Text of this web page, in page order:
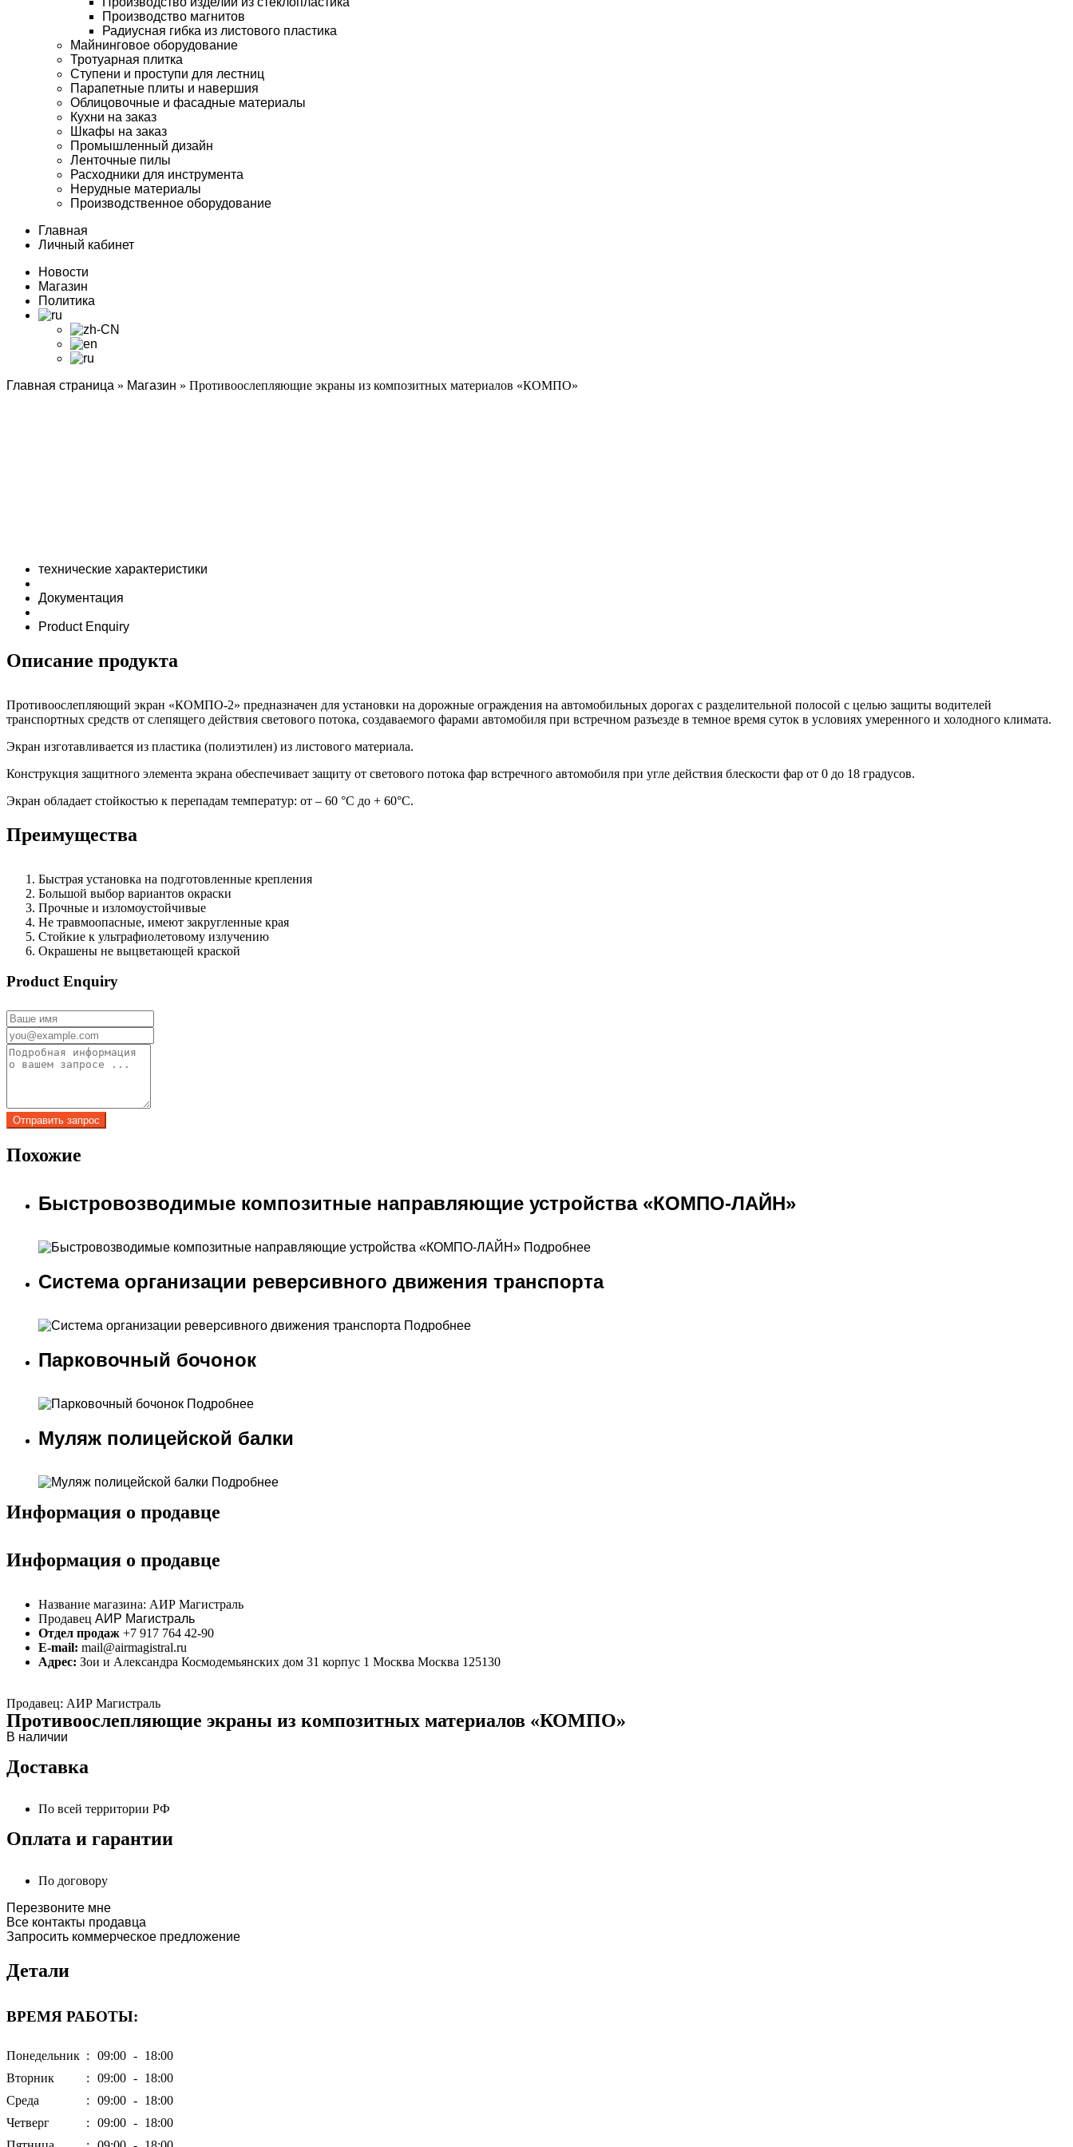
Производство магнитов
Радиусная гибка из листового пластика
Майнинговое оборудование
Тротуарная плитка
Ступени и проступи для лестниц
Парапетные плиты и навершия
Облицовочные и фасадные материалы
Кухни на заказ
Шкафы на заказ
Промышленный дизайн
Ленточные пилы
Расходники для инструмента
Нерудные материалы
Производственное оборудование
Главная
Личный кабинет
Новости
Магазин
Политика
Главная страница » Магазин » Противоослепляющие экраны из композитных материалов «КОМПО»
технические характеристики
Документация
Product Enquiry
Описание продукта
Противоослепляющий экран «КОМПО-2» предназначен для установки на дорожные ограждения на автомобильных дорогах с разделительной полосой с целью защиты водителей
транспортных средств от слепящего действия светового потока, создаваемого фарами автомобиля при встречном разъезде в темное время суток в условиях умеренного и холодного климата.
Экран изготавливается из пластика (полиэтилен) из листового материала.
Конструкция защитного элемента экрана обеспечивает защиту от светового потока фар встречного автомобиля при угле действия блескости фар от 0 до 18 градусов.
Экран обладает стойкостью к перепадам температур: от – 60 °C до + 60°C.
Преимущества
Быстрая установка на подготовленные крепления
Большой выбор вариантов окраски
Прочные и изломоустойчивые
Не травмоопасные, имеют закругленные края
Стойкие к ультрафиолетовому излучению
Окрашены не выцветающей краской
Product Enquiry
Похожие
Быстровозводимые композитные направляющие устройства «КОМПО-ЛАЙН»
Подробнее
Система организации реверсивного движения транспорта
Подробнее
Парковочный бочонок
Подробнее
Муляж полицейской балки
Подробнее
Информация о продавце
Информация о продавце
Название магазина: АИР Магистраль
Продавец АИР Магистраль
Отдел продаж +7 917 764 42-90
E-mail: mail@airmagistral.ru
Адрес: Зои и Александра Космодемьянских дом 31 корпус 1 Москва Москва 125130
Продавец: АИР Магистраль
Противоослепляющие экраны из композитных материалов «КОМПО»
В наличии
Доставка
По всей территории РФ
Оплата и гарантии
По договору
Перезвоните мне
Все контакты продавца
Запросить коммерческое предложение
Детали
ВРЕМЯ РАБОТЫ:
Понедельник : 09:00 - 18:00
Вторник
: 09:00 - 18:00
Среда
: 09:00 - 18:00
Четверг
: 09:00 - 18:00